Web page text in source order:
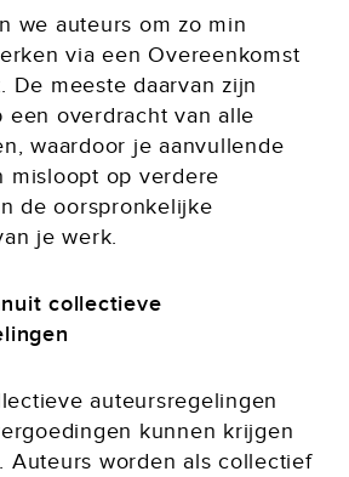
we auteurs om zo min
via een Overeenkomst
De meeste daarvan zijn
een overdracht van alle
waardoor je aanvullende
misloopt op verdere
de oorspronkelijke
je werk.
collectieve
auteursregelingen
kunnen krijgen
Auteurs worden als collectief